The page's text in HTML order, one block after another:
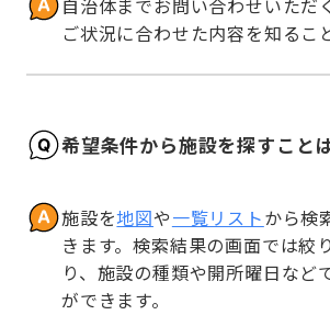
自治体までお問い合わせいただ
ご状況に合わせた内容を知るこ
希望条件から施設を探すこと
施設を地図や一覧リストから検
きます。検索結果の画面では絞
り、施設の種類や開所曜日など
ができます。